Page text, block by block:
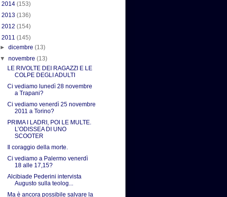
2014 (153)
2013 (136)
2012 (154)
2011 (145)
►dicembre(13)
▼novembre(13)
LE RIVOLTE DEI RAGAZZI E LE
COLPE DEGLI ADULTI
Ci vediamo lunedì 28 novembre
a Trapani?
Ci vediamo venerdì 25 novembre
2011 a Torino?
PRIMA I LADRI, POI LE MULTE.
L’ODISSEA DI UNO
SCOOTER
Il coraggio della morte.
Ci vediamo a Palermo venerdì
18 alle 17,15?
Alcibiade Pederini intervista
Augusto sulla teolog...
Ma è ancora possibile salvare la